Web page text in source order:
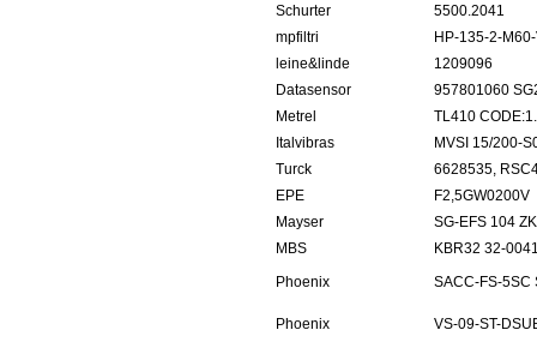
Schurter
5500.2041
mpfiltri
HP-135-2-
leine&linde
1209096
Datasensor
957801060
Metrel
TL410
Italvibras
MVSI 15/200-
Turck
6628535,
EPE
F2,5GW0200V
Mayser
SG-EFS 104
MBS
KBR32 32-
Phoenix
SACC-FS-5SC
Phoenix VS-09-ST-